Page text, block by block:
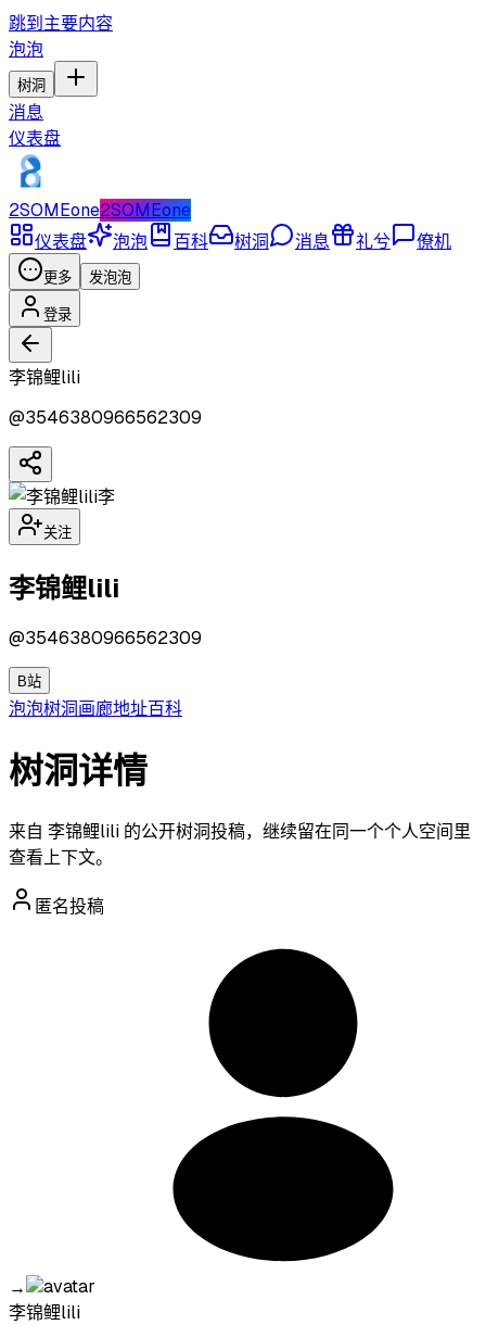
跳到主要内容
泡泡
树洞
消息
仪表盘
2SOMEone2SOMEone
仪表盘
泡泡 百科 树洞 消息 礼兮 僚机
更多 发泡泡
登录
李锦鲤lili
@3546380966562309
李
关注
李锦鲤lili
@3546380966562309
B站
泡泡树洞画廊地址百科
树洞详情
来自 李锦鲤lili 的公开树洞投稿，继续留在同一个个人空间里
查看上下文。
匿名投稿
→
李锦鲤lili